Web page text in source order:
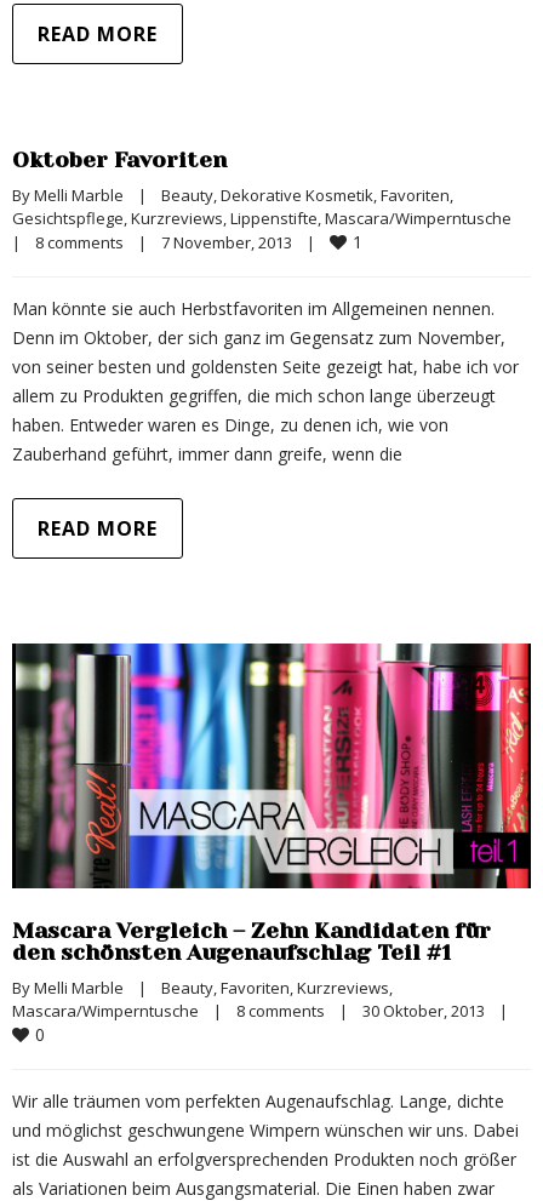
READ MORE
Oktober Favoriten
By Melli Marble | Beauty, Dekorative Kosmetik, Favoriten
Gesichtspflege, Kurzreviews, Lippenstifte, Mascara/Wimperntusche
|
8 comments | 7 November, 2013 | 1
Man könnte sie auch Herbstfavoriten im Allgemeinen nennen.
Denn im Oktober, der sich ganz im Gegensatz zum November,
von seiner besten und goldensten Seite gezeigt hat, habe ich vor
allem zu Produkten gegriffen, die mich schon lange überzeugt
haben. Entweder waren es Dinge, zu denen ich, wie von
Zauberhand geführt, immer dann greife, wenn die
READ MORE
Mascara Vergleich – Zehn Kandidaten für
den schönsten Augenaufschlag Teil #1
By Melli Marble | Beauty Favoriten Kurzreviews
Mascara/Wimperntusche
| 8 comments | 30 Oktober, 2013 |
0
Wir alle träumen vom perfekten Augenaufschlag. Lange, dichte
und möglichst geschwungene Wimpern wünschen wir uns. Dabei
ist die Auswahl an erfolgversprechenden Produkten noch größer
als Variationen beim Ausgangsmaterial. Die Einen haben zwar